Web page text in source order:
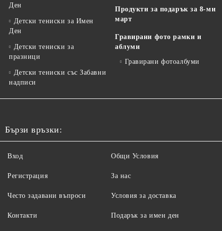
Ден
Детски тениски за Имен
Ден
Детски тениски за
празници
Детски тениски със Забавни
надписи
Продукти за подарък за 8-ми
март
Гравирани фото рамки и
аблуми
Гравирани фотоалбуми
Бързи връзки:
Вход
Регистрация
Често задавани въпроси
Контакти
Общи Условия
За нас
Условия за доставка
Подарък за имен ден